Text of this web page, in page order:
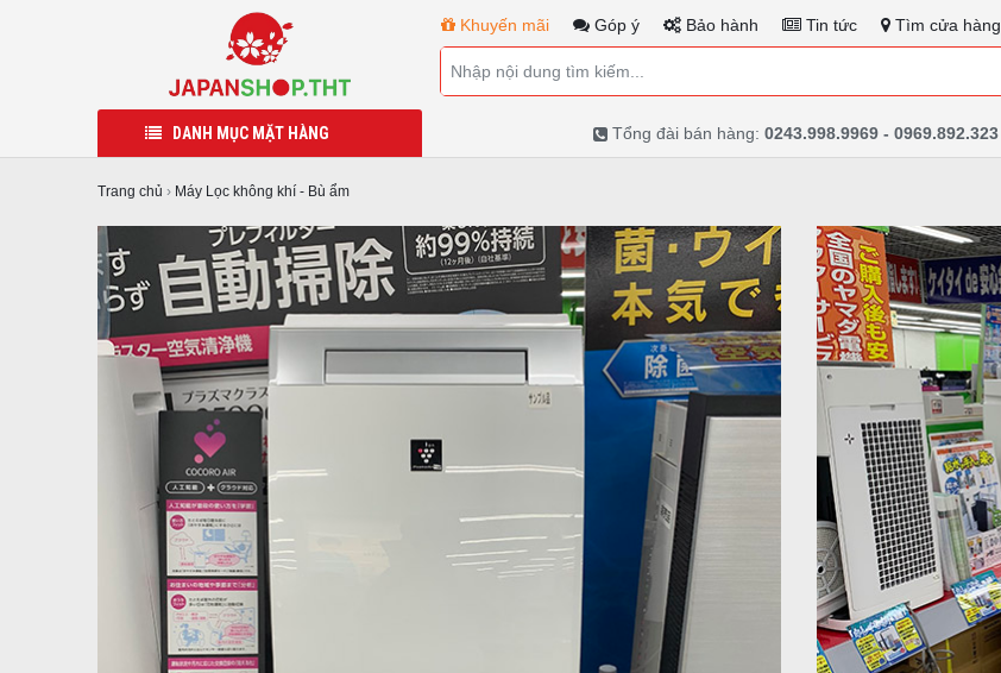
Khuyến mãi Góp ý Bảo hành Tin tức Tìm cửa hàng
DANH MỤC MẶT HÀNG Tổng đài bán hàng:0243.998.9969 - 0969.892.323
Trang chủ › Máy Lọc không khí - Bù ẩm